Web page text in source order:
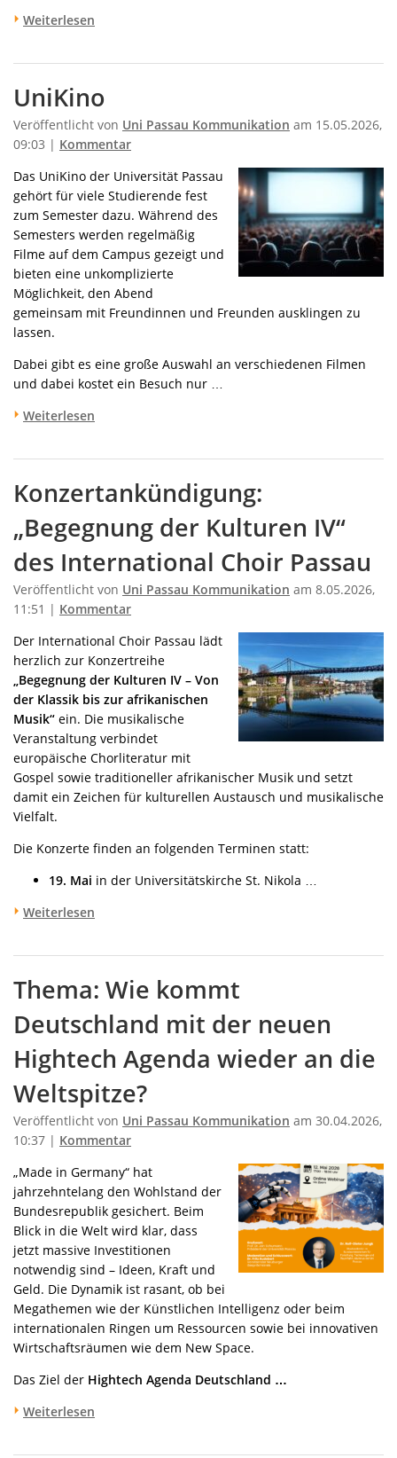
Weiterlesen
UniKino
Veröffentlicht von Uni Passau Kommunikation am 15.05.2026,
09:03 | Kommentar
Das UniKino der Universität Passau
gehört für viele Studierende fest
zum Semester dazu. Während des
Semesters werden regelmäßig
Filme auf dem Campus gezeigt und
bieten eine unkomplizierte
Möglichkeit, den Abend
gemeinsam mit Freundinnen und Freunden ausklingen zu
lassen.
Dabei gibt es eine große Auswahl an verschiedenen Filmen
und dabei kostet ein Besuch nur …
Weiterlesen
Konzertankündigung:
„Begegnung der Kulturen IV“
des International Choir Passau
Veröffentlicht von Uni Passau Kommunikation am 8.05.2026,
11:51 | Kommentar
Der International Choir Passau lädt
herzlich zur Konzertreihe
„Begegnung der Kulturen IV – Von
der Klassik bis zur afrikanischen
Musik“ ein. Die musikalische
Veranstaltung verbindet
europäische Chorliteratur mit
Gospel sowie traditioneller afrikanischer Musik und setzt
damit ein Zeichen für kulturellen Austausch und musikalische
Vielfalt.
Die Konzerte finden an folgenden Terminen statt:
19. Mai in der Universitätskirche St. Nikola …
Weiterlesen
Thema: Wie kommt
Deutschland mit der neuen
Hightech Agenda wieder an die
Weltspitze?
Veröffentlicht von Uni Passau Kommunikation am 30.04.2026,
10:37 | Kommentar
„Made in Germany“ hat
jahrzehntelang den Wohlstand der
Bundesrepublik gesichert. Beim
Blick in die Welt wird klar, dass
jetzt massive Investitionen
notwendig sind – Ideen, Kraft und
Geld. Die Dynamik ist rasant, ob bei
Megathemen wie der Künstlichen Intelligenz oder beim
internationalen Ringen um Ressourcen sowie bei innovativen
Wirtschaftsräumen wie dem New Space.
Das Ziel der Hightech Agenda Deutschland …
Weiterlesen